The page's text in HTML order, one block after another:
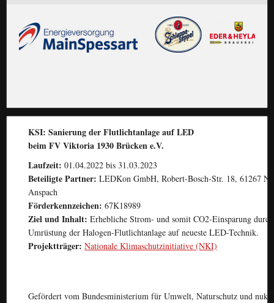
KSI: Sanierung der Flutlichtanlage auf LED
beim FV Viktoria 1930 Brücken e.V.
Laufzeit: 01.04.2022 bis 31.03.2023
Beteiligte Partner: LEDKon GmbH, Robert-Bosch-Str. 18, 61267
Anspach
Förderkennzeichen: 67K18989
Ziel und Inhalt: Erhebliche Strom- und somit CO2-Einsparung durch
Umrüstung der Halogen-Flutlichtanlage auf neueste LED-Technik.
Projektträger: Nationale Klimaschutzinitiative (NKI)
Gefördert vom Bundesministerium für Umwelt, Naturschutz und